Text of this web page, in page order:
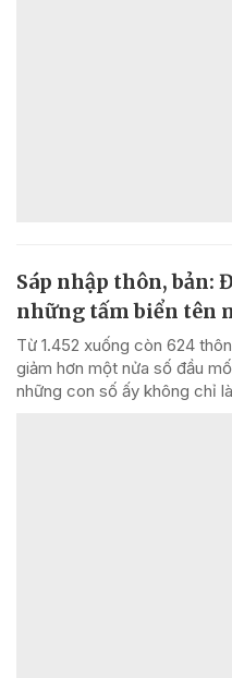
Sáp nhập thôn, bản:
những tấm biển tên
Từ 1.452 xuống còn 624
giảm hơn một nửa số đầu
những con số ấy không chỉ